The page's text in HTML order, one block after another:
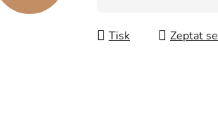
Tisk
Zeptat se